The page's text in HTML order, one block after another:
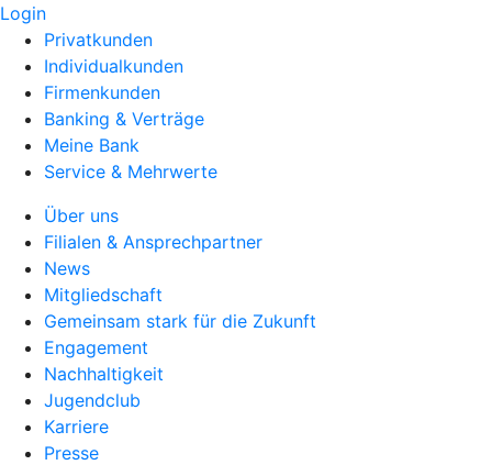
Login
Privatkunden
Individualkunden
Firmenkunden
Banking & Verträge
Meine Bank
Service & Mehrwerte
Über uns
Filialen & Ansprechpartner
News
Mitgliedschaft
Gemeinsam stark für die Zukunft
Engagement
Nachhaltigkeit
Jugendclub
Karriere
Presse